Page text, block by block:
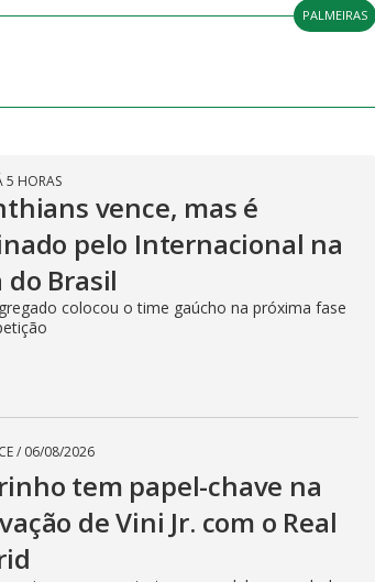
PALMEIRAS
5 HORAS
vence, mas é
pelo Internacional na
do Brasil
colocou o time gaúcho na próxima fase
/ 06/08/2026
tem papel-chave na
de Vini Jr. com o Real